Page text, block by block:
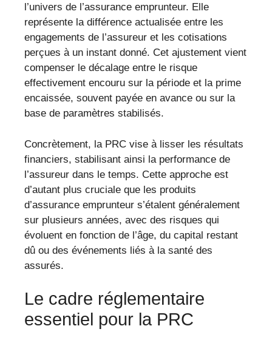
l’univers de l’assurance emprunteur. Elle
représente la différence actualisée entre les
engagements de l’assureur et les cotisations
perçues à un instant donné. Cet ajustement vient
compenser le décalage entre le risque
effectivement encouru sur la période et la prime
encaissée, souvent payée en avance ou sur la
base de paramètres stabilisés.
Concrètement, la PRC vise à lisser les résultats
financiers, stabilisant ainsi la performance de
l’assureur dans le temps. Cette approche est
d’autant plus cruciale que les produits
d’assurance emprunteur s’étalent généralement
sur plusieurs années, avec des risques qui
évoluent en fonction de l’âge, du capital restant
dû ou des événements liés à la santé des
assurés.
Le cadre réglementaire
essentiel pour la PRC